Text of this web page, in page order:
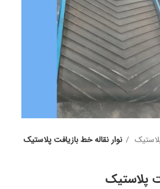
کنید
نوار نقاله خط بازیافت پلاستیک
پلاستیک